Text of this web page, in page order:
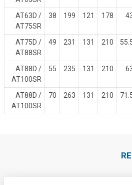
178
121
199
38
AT63D /
AT75SR
210
131
231
49
AT75D /
AT88SR
210
131
235
55
AT88D /
AT100SR
210
131
263
70
AT88D /
AT100SR